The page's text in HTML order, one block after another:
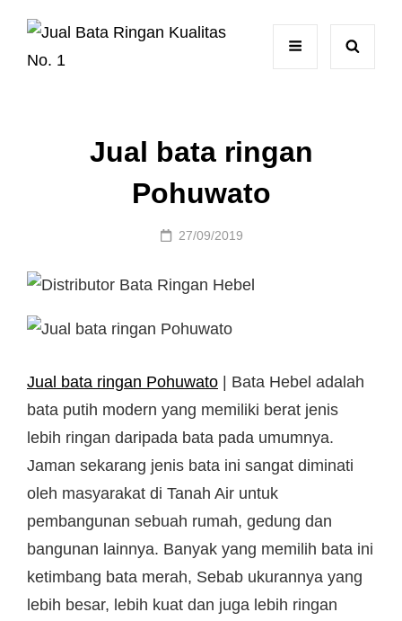
Jual bata ringan
Pohuwato
Posted
27/09/2019
Jual bata ringan Pohuwato | Bata Hebel adalah
bata putih modern yang memiliki berat jenis
lebih ringan daripada bata pada umumnya.
Jaman sekarang jenis bata ini sangat diminati
oleh masyarakat di Tanah Air untuk
pembangunan sebuah rumah, gedung dan
bangunan lainnya. Banyak yang memilih bata ini
ketimbang bata merah, Sebab ukurannya yang
lebih besar, lebih kuat dan juga lebih ringan